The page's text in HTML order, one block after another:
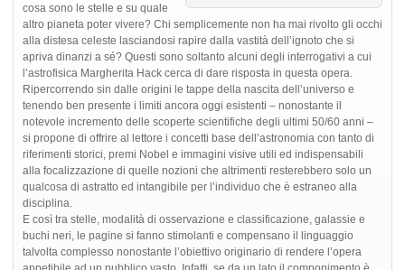
cosa sono le stelle e su quale
altro pianeta poter vivere? Chi semplicemente non ha mai rivolto gli occhi
alla distesa celeste lasciandosi rapire dalla vastità dell’ignoto che si
apriva dinanzi a sé? Questi sono soltanto alcuni degli interrogativi a cui
l’astrofisica Margherita Hack cerca di dare risposta in questa opera.
Ripercorrendo sin dalle origini le tappe della nascita dell’universo e
tenendo ben presente i limiti ancora oggi esistenti – nonostante il
notevole incremento delle scoperte scientifiche degli ultimi 50/60 anni –
si propone di offrire al lettore i concetti base dell’astronomia con tanto di
riferimenti storici, premi Nobel e immagini visive utili ed indispensabili
alla focalizzazione di quelle nozioni che altrimenti resterebbero solo un
qualcosa di astratto ed intangibile per l’individuo che è estraneo alla
disciplina.
E così tra stelle, modalità di osservazione e classificazione, galassie e
buchi neri, le pagine si fanno stimolanti e compensano il linguaggio
talvolta complesso nonostante l’obiettivo originario di rendere l’opera